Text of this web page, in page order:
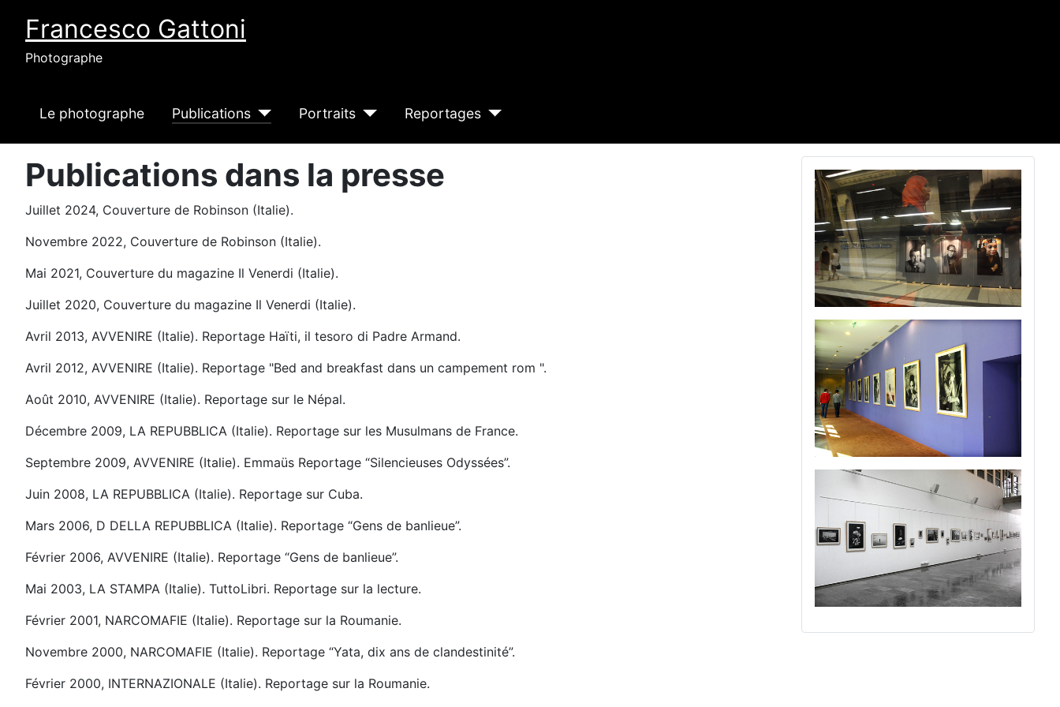
Francesco Gattoni
Photographe
Le photographe Publications Portraits Reportages
Publications dans la presse
Juillet 2024, Couverture de Robinson (Italie).
Novembre 2022, Couverture de Robinson (Italie).
Mai 2021, Couverture du magazine Il Venerdi (Italie).
Juillet 2020, Couverture du magazine Il Venerdi (Italie).
Avril 2013, AVVENIRE (Italie). Reportage Haïti, il tesoro di Padre Armand.
Avril 2012, AVVENIRE (Italie). Reportage "Bed and breakfast dans un campement rom ".
Août 2010, AVVENIRE (Italie). Reportage sur le Népal.
Décembre 2009, LA REPUBBLICA (Italie). Reportage sur les Musulmans de France.
Septembre 2009, AVVENIRE (Italie). Emmaüs Reportage “Silencieuses Odyssées”.
Juin 2008, LA REPUBBLICA (Italie). Reportage sur Cuba.
Mars 2006, D DELLA REPUBBLICA (Italie). Reportage “Gens de banlieue”.
Février 2006, AVVENIRE (Italie). Reportage “Gens de banlieue”.
Mai 2003, LA STAMPA (Italie). TuttoLibri. Reportage sur la lecture.
Février 2001, NARCOMAFIE (Italie). Reportage sur la Roumanie.
Novembre 2000, NARCOMAFIE (Italie). Reportage “Yata, dix ans de clandestinité”.
Février 2000, INTERNAZIONALE (Italie). Reportage sur la Roumanie.